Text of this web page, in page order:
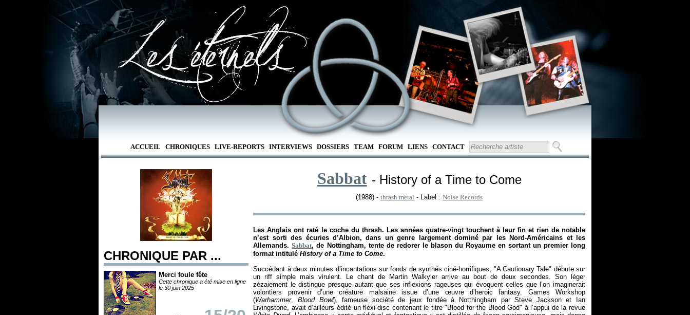
ACCUEIL CHRONIQUES LIVE-REPORTS INTERVIEWS DOSSIERS TEAM FORUM LIENS CONTACT
CHRONIQUE PAR ...
Merci foule fête
Cette chronique a été mise en ligne
le 30 juin 2025
Sabbat - History of a Time to Come
(1988) -thrash metal - Label :Noise Records
Les Anglais ont raté le coche du thrash. Les années quatre-vingt touchent à leur fin et rien de notable
n’est sorti des écuries d’Albion, dans un genre largement dominé par les Nord-Américains et les
Allemands.Sabbat, de Nottingham, tente de redorer le blason du Royaume en sortant un premier long
format intituléHistory of a Time to Come.
Succédant à deux minutes d’incantations sur fonds de synthés ciné-horrifiques, "A Cautionary Tale" débute sur
un riff simple mais virulent. Le chant de Martin Walkyier arrive au bout de deux secondes. Son léger
zézaiement le distingue presque autant que ses inflexions rageuses qui évoquent celles que l’on imaginerait
volontiers provenir d’une créature malsaine issue d’une œuvre d’heroic fantasy. Games Workshop
(Warhammer,Blood Bowl), fameuse société de jeux fondée à Notthingham par Steve Jackson et Ian
Livingstone, avait d’ailleurs édité un flexi-disc contenant le titre "Blood for the Blood God" à l’appui de la revue